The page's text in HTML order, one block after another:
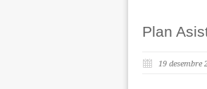
Plan
19 desembre